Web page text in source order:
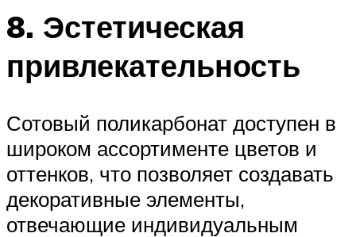
8. Эстетическая
привлекательность
Сотовый поликарбонат доступен в
широком ассортименте цветов и
оттенков, что позволяет создавать
декоративные элементы,
отвечающие индивидуальным